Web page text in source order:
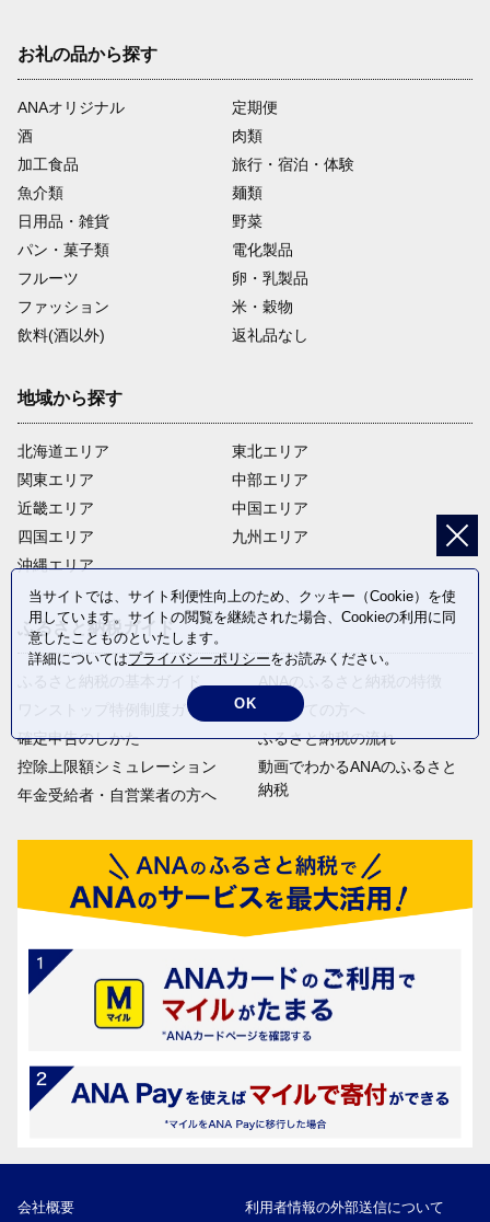
お礼の品から探す
ANAオリジナル
定期便
酒
肉類
加工食品
旅行・宿泊・体験
魚介類
麺類
日用品・雑貨
野菜
パン・菓子類
電化製品
フルーツ
卵・乳製品
ファッション
米・穀物
飲料(酒以外)
返礼品なし
地域から探す
北海道エリア
関東エリア
近畿エリア
四国エリア
沖縄エリア
東北エリア
中部エリア
中国エリア
九州エリア
ふるさと納税ガイド
ふるさと納税の基本ガイド
ワンストップ特例制度ガイド
確定申告のしかた
控除上限額シミュレーション
年金受給者・自営業者の方へ
ANAのふるさと納税の特徴
はじめての方へ
ふるさと納税の流れ
動画でわかるANAのふるさと
納税
会社概要 利用者情報の外部送信について
当サイトでは、サイト利便性向上のため、クッキー（Cookie）を使
用しています。サイトの閲覧を継続された場合、Cookieの利用に同
意したことものといたします。
詳細についてはプライバシーポリシーをお読みください。
OK